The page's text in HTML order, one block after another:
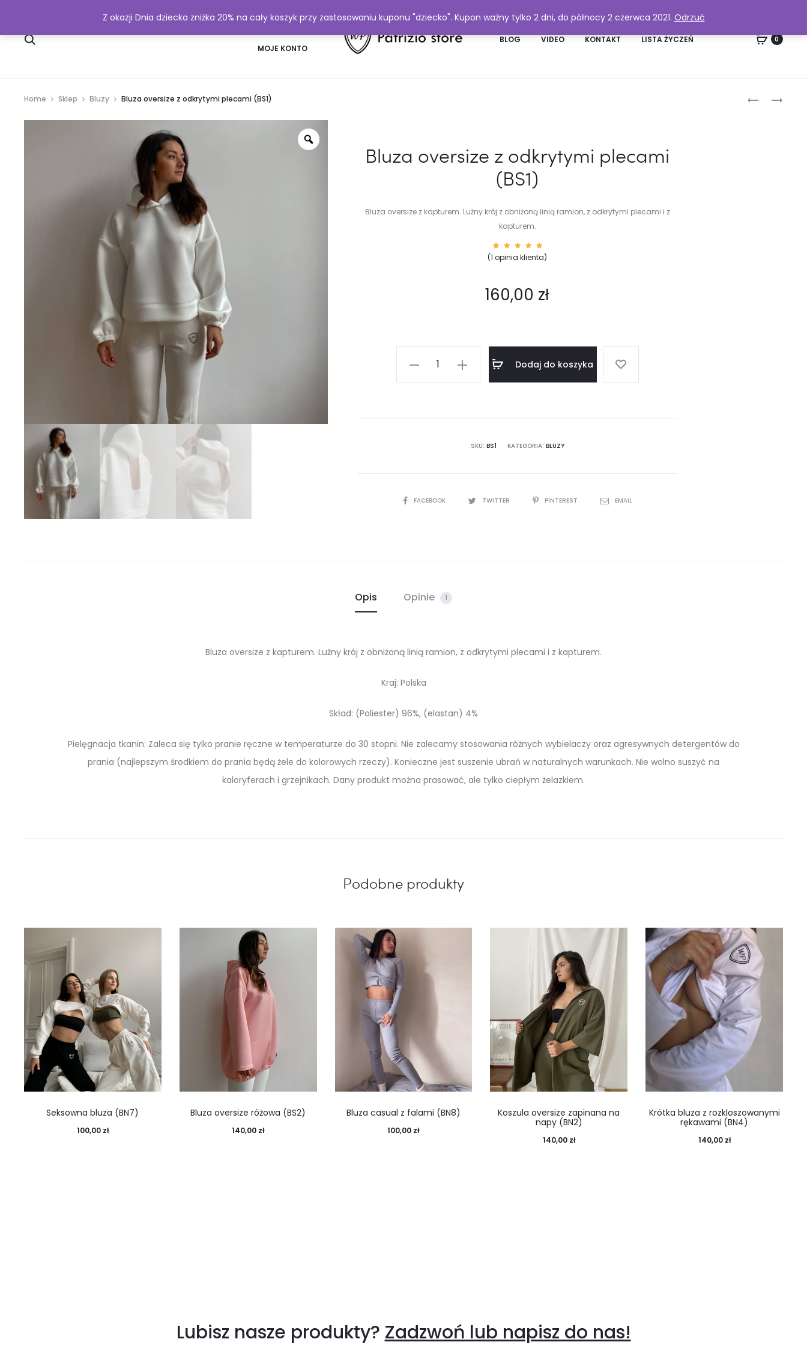
MOJE KONTO
BLOG VIDEO KONTAKT LISTA ŻYCZEŃ 0
KRÓTKI
BLUZA
Home Sklep Bluzy Bluza oversize z odkrytymi plecami (BS1)
Bluza oversize z odkrytymi plecami
(BS1)
Bluza oversize z kapturem. Luźny krój z obniżoną linią ramion, z odkrytymi plecami i z
kapturem.
Ocenion
y5.00
1
klienta
(1 opinia klienta)
160,00 zł
Dodaj do koszyka
SKU: BS1 KATEGORIA: BLUZY
SHAREFACEBOOK TWITTER PINTEREST EMAIL
Opis Opinie 1
Bluza oversize z kapturem. Luźny krój z obniżoną linią ramion, z odkrytymi plecami i z kapturem.
Kraj: Polska
Skład: (Poliester) 96%, (elastan) 4%
Pielęgnacja tkanin: Zaleca się tylko pranie ręczne w temperaturze do 30 stopni. Nie zalecamy stosowania różnych wybielaczy oraz agresywnych detergentów do
prania (najlepszym środkiem do prania będą żele do kolorowych rzeczy). Konieczne jest suszenie ubrań w naturalnych warunkach. Nie wolno suszyć na
kaloryferach i grzejnikach. Dany produkt można prasować, ale tylko ciepłym żelazkiem.
Podobne produkty
Seksowna bluza (BN7)
100,00 zł
Bluza oversize różowa (BS2)
140,00 zł
Bluza casual z falami (BN8)
100,00 zł
Koszula oversize zapinana na
napy (BN2)
140,00 zł
Krótka bluza z rozkloszowanymi
rękawami (BN4)
140,00 zł
Lubisz nasze produkty? Zadzwoń lub napisz do nas!
Z okazji Dnia dziecka zniżka 20% na cały koszyk przy zastosowaniu kuponu "dziecko". Kupon ważny tylko 2 dni, do północy 2 czerwca 2021. Odrzuć